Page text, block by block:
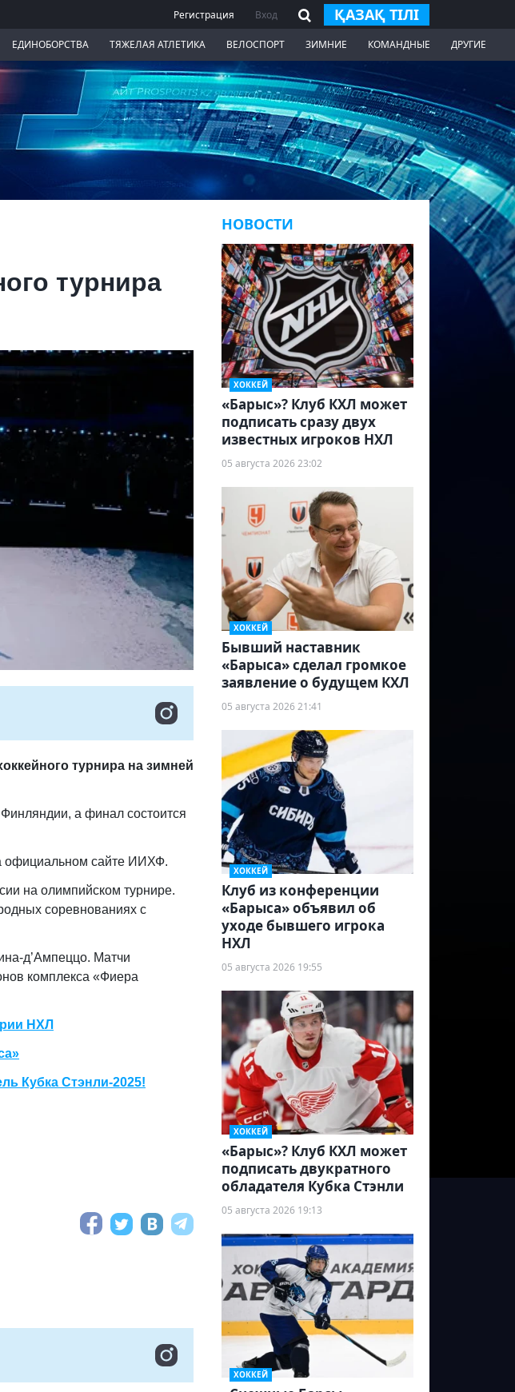
Регистрация Вход ҚАЗАҚ ТІЛІ
ЕДИНОБОРСТВА ТЯЖЕЛАЯ АТЛЕТИКА ВЕЛОСПОРТ ЗИМНИЕ КОМАНДНЫЕ ДРУГИЕ
турнира
турнира на зимней
а финал состоится
официальном сайте ИИХФ.
на олимпийском турнире.
соревнованиях с
д’Ампеццо. Матчи
комплекса «Фиера
НХЛ
Кубка Стэнли-2025!
НОВОСТИ
ХОККЕЙ
«Барыс»? Клуб КХЛ может
подписать сразу двух
известных игроков НХЛ
05 августа 2026 23:02
ХОККЕЙ
Бывший наставник
«Барыса» сделал громкое
заявление о будущем КХЛ
05 августа 2026 21:41
ХОККЕЙ
Клуб из конференции
«Барыса» объявил об
уходе бывшего игрока
НХЛ
05 августа 2026 19:55
ХОККЕЙ
«Барыс»? Клуб КХЛ может
подписать двукратного
обладателя Кубка Стэнли
05 августа 2026 19:13
ХОККЕЙ